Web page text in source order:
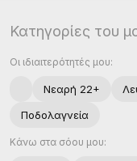
Κατηγορίες του
Οι ιδιαιτερότητές μου:
Νεαρή 22+
Ποδολαγνεία
Κάνω στα σόου μου: